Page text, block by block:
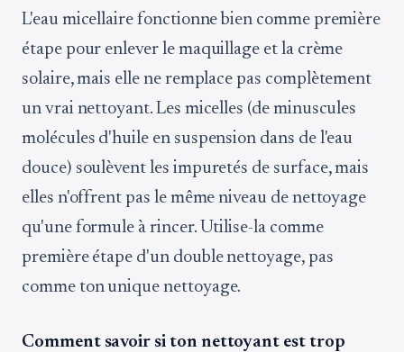
L'eau micellaire fonctionne bien comme première
étape pour enlever le maquillage et la crème
solaire, mais elle ne remplace pas complètement
un vrai nettoyant. Les micelles (de minuscules
molécules d'huile en suspension dans de l'eau
douce) soulèvent les impuretés de surface, mais
elles n'offrent pas le même niveau de nettoyage
qu'une formule à rincer. Utilise-la comme
première étape d'un double nettoyage, pas
comme ton unique nettoyage.
Comment savoir si ton nettoyant est trop